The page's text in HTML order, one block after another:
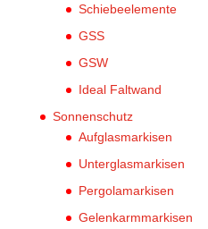
Schiebeelemente
GSS
GSW
Ideal Faltwand
Sonnenschutz
Aufglasmarkisen
Unterglasmarkisen
Pergolamarkisen
Gelenkarmmarkisen